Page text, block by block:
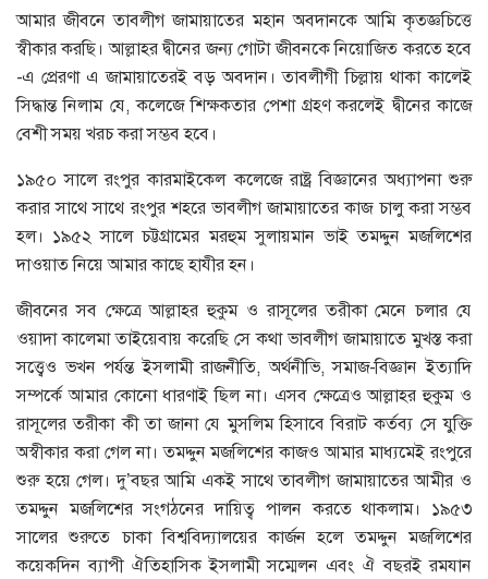
আমার জীবনে তাবলীগ জামায়াতের মহান অবদানকে আমি কৃতজ্ঞচিত্তে
স্বীকার করছি। আল্লাহর দ্বীনের জন্য গোটা জীবনকে নিয়োজিত করতে হবে
-এ প্রেরণা এ জামায়াতেরই বড় অবদান। তাবলীগী চিল্লায় থাকা কালেই
সিদ্ধান্ত নিলাম যে, কলেজে শিক্ষকতার পেশা গ্রহণ করলেই দ্বীনের কাজে
বেশী সময় খরচ করা সম্ভব হবে।
১৯৫০ সালে রংপুর কারমাইকেল কলেজে রাষ্ট্র বিজ্ঞানের অধ্যাপনা শুরু
করার সাথে সাথে রংপুর শহরে ভাবলীগ জামায়াতের কাজ চালু করা সম্ভব
হল। ১৯৫২ সালে চট্টগ্রামের মরহুম সুলায়মান ভাই তমদ্দুন মজলিশের
দাওয়াত নিয়ে আমার কাছে হাযীর হন।
জীবনের সব ক্ষেত্রে আল্লাহর হুকুম ও রাসূলের তরীকা মেনে চলার যে
ওয়াদা কালেমা তাইয়েবায় করেছি সে কথা ভাবলীগ জামায়াতে মুখস্ত করা
সত্ত্বেও ভখন পর্যন্ত ইসলামী রাজনীতি, অর্থনীভি, সমাজ-বিজ্ঞান ইত্যাদি
সম্পর্কে আমার কোনো ধারণাই ছিল না। এসব ক্ষেত্রেও আল্লাহর হুকুম ও
রাসূলের তরীকা কী তা জানা যে মুসলিম হিসাবে বিরাট কর্তব্য সে যুক্তি
অস্বীকার করা গেল না। তমদ্দুন মজলিশের কাজও আমার মাধ্যমেই রংপুরে
শুরু হয়ে গেল। দু’বছর আমি একই সাথে তাবলীগ জামায়াতের আমীর ও
তমদ্দুন মজলিশের সংগঠনের দায়িত্ব পালন করতে থাকলাম। ১৯৫৩
সালের শুরুতে চাকা বিশ্ববিদ্যালয়ের কার্জন হলে তমদ্দুন মজলিশের
কয়েকদিন ব্যাপী ঐতিহাসিক ইসলামী সম্মেলন এবং ঐ বছরই রমযান